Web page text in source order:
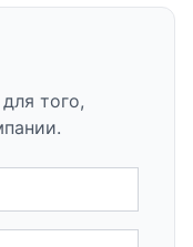
того,